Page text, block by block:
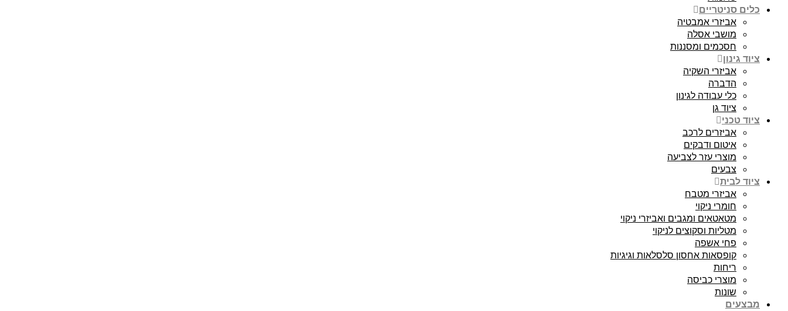
כלים סניטריים
אביזרי אמבטיה
מושבי אסלה
חסכמים ומסננות
ציוד גינון
אביזרי השקיה
הדברה
כלי עבודה לגינון
ציוד גן
ציוד טכני
אביזרים לרכב
איטום ודבקים
מוצרי עזר לצביעה
צבעים
ציוד לבית
אביזרי מטבח
חומרי ניקוי
מטאטאים ומגבים ואביזרי ניקוי
מטליות וסקוצים לניקוי
פחי אשפה
קופסאות אחסון סלסלאות וגיגיות
ריחות
מוצרי כביסה
שונות
מבצעים